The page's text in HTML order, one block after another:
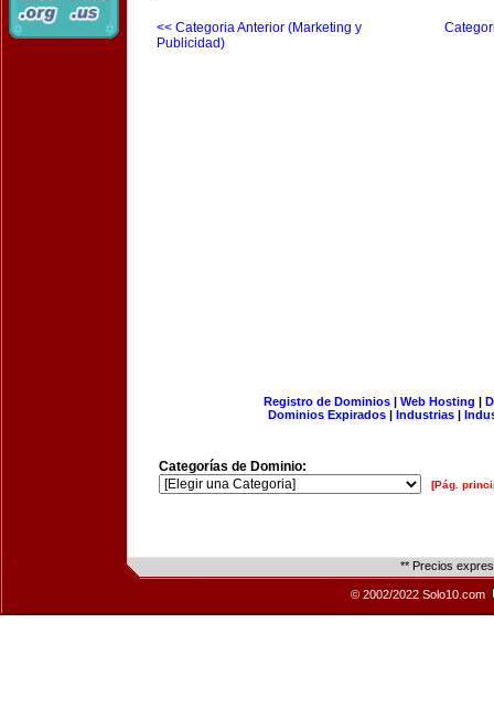
<< Categoria Anterior (Marketing y
Publicidad)
Registro de Dominios| Web Hosting |
Dominios Expirados | Industrias |
Categorías de Dominio:
[Pág.
** Precios
© 2002/2022 Solo10.com